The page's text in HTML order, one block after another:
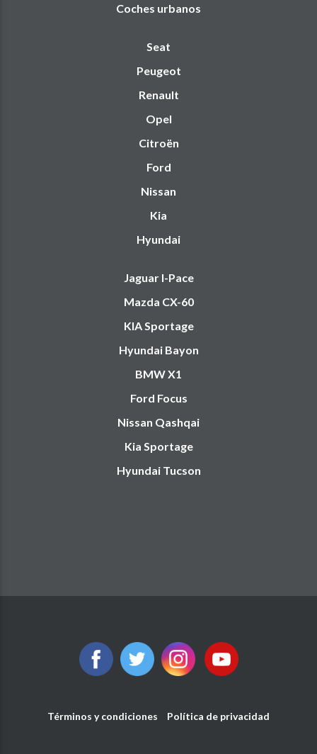
Coches urbanos
Seat
Peugeot
Renault
Opel
Citroën
Ford
Nissan
Kia
Hyundai
Jaguar I-Pace
Mazda CX-60
KIA Sportage
Hyundai Bayon
BMW X1
Ford Focus
Nissan Qashqai
Kia Sportage
Hyundai Tucson
Términos y condiciones Política de privacidad